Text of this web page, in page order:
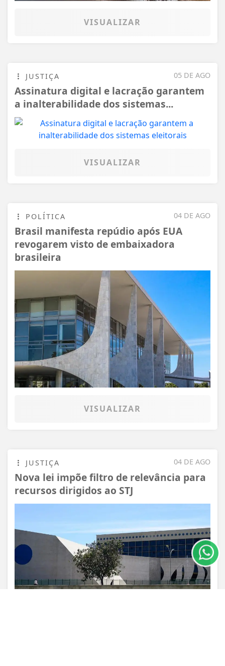
VISUALIZAR
05 DE AGO
JUSTIÇA
Assinatura digital e lacração garantem
a inalterabilidade dos sistemas...
VISUALIZAR
04 DE AGO
POLÍTICA
Brasil manifesta repúdio após EUA
revogarem visto de embaixadora
brasileira
VISUALIZAR
04 DE AGO
JUSTIÇA
Nova lei impõe filtro de relevância para
recursos dirigidos ao STJ
Termos de Uso e Privacidade
entendemos que você concorda com nossos Termos
de Uso e Privacidade.
PARA MAIS INFORMAÇÕES,ACESSE NOSSOS TERMOS
CLICANDO AQUI
PROSSEGUIR